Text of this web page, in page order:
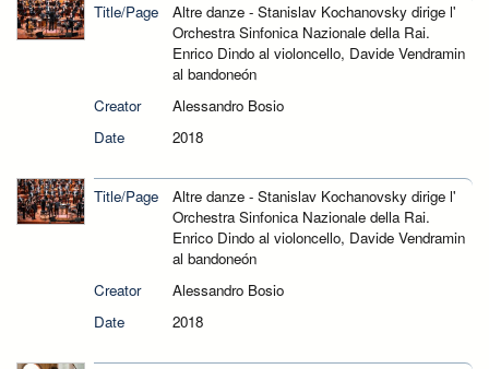
Title/Page
Altre danze - Stanislav Kochanovsky dirige l'
Orchestra Sinfonica Nazionale della Rai.
Enrico Dindo al violoncello, Davide Vendramin
al bandoneón
Creator
Alessandro Bosio
Date
2018
Title/Page
Altre danze - Stanislav Kochanovsky dirige l'
Orchestra Sinfonica Nazionale della Rai.
Enrico Dindo al violoncello, Davide Vendramin
al bandoneón
Creator
Alessandro Bosio
Date
2018